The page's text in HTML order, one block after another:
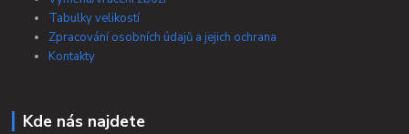
Tabulky velikostí
Zpracování osobních údajů a jejich ochrana
Kontakty
Kde nás najdete